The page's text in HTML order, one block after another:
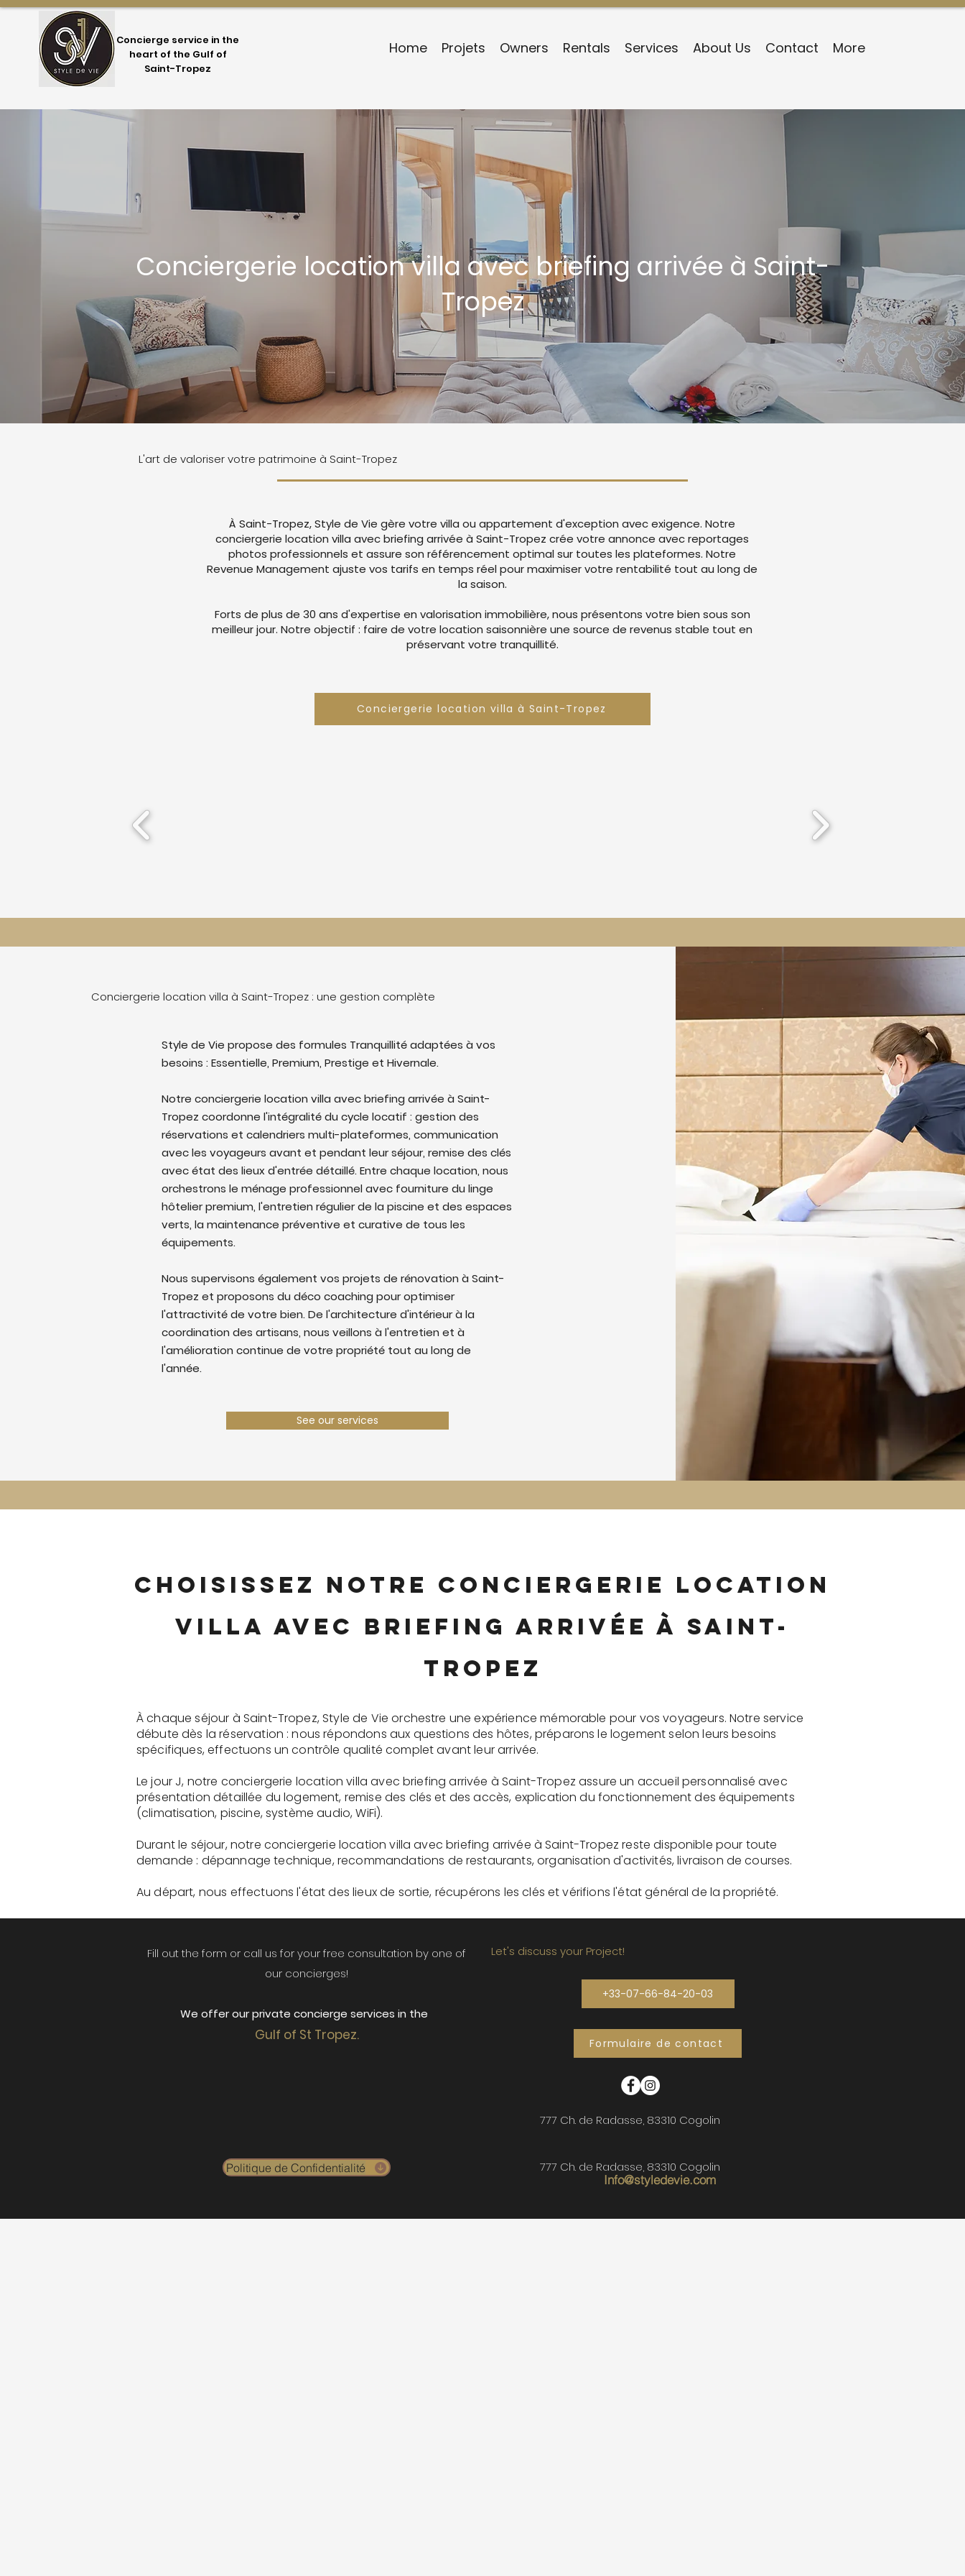
Concierge service in the
heart of the Gulf of
Saint-Tropez
Home Projets Owners Rentals Services About Us Contact More
Conciergerie location villa avec briefing arrivée à Saint-
Tropez
L'art de valoriser votre patrimoine à Saint-Tropez
À Saint-Tropez, Style de Vie gère votre villa ou appartement d'exception avec exigence. Notre
conciergerie location villa avec briefing arrivée à Saint-Tropez crée votre annonce avec reportages
photos professionnels et assure son référencement optimal sur toutes les plateformes. Notre
Revenue Management ajuste vos tarifs en temps réel pour maximiser votre rentabilité tout au long de
la saison.
Forts de plus de 30 ans d'expertise en valorisation immobilière, nous présentons votre bien sous son
meilleur jour. Notre objectif : faire de votre location saisonnière une source de revenus stable tout en
préservant votre tranquillité.
Conciergerie location villa à Saint-Tropez
Conciergerie location villa à Saint-Tropez : une gestion complète
Style de Vie propose des formules Tranquillité adaptées à vos
besoins : Essentielle, Premium, Prestige et Hivernale.
Notre conciergerie location villa avec briefing arrivée à Saint-
Tropez coordonne l'intégralité du cycle locatif : gestion des
réservations et calendriers multi-plateformes, communication
avec les voyageurs avant et pendant leur séjour, remise des clés
avec état des lieux d'entrée détaillé. Entre chaque location, nous
orchestrons le ménage professionnel avec fourniture du linge
hôtelier premium, l'entretien régulier de la piscine et des espaces
verts, la maintenance préventive et curative de tous les
équipements.
Nous supervisons également vos projets de rénovation à Saint-
Tropez et proposons du déco coaching pour optimiser
l'attractivité de votre bien. De l'architecture d'intérieur à la
coordination des artisans, nous veillons à l'entretien et à
l'amélioration continue de votre propriété tout au long de
l'année.
See our services
Choisissez notre conciergerie location
villa avec briefing arrivée à Saint-
Tropez
À chaque séjour à Saint-Tropez, Style de Vie orchestre une expérience mémorable pour vos voyageurs. Notre service
débute dès la réservation : nous répondons aux questions des hôtes, préparons le logement selon leurs besoins
spécifiques, effectuons un contrôle qualité complet avant leur arrivée.
Le jour J, notre conciergerie location villa avec briefing arrivée à Saint-Tropez assure un accueil personnalisé avec
présentation détaillée du logement, remise des clés et des accès, explication du fonctionnement des équipements
(climatisation, piscine, système audio, WiFi).
Durant le séjour, notre conciergerie location villa avec briefing arrivée à Saint-Tropez reste disponible pour toute
demande : dépannage technique, recommandations de restaurants, organisation d'activités, livraison de courses.
Au départ, nous effectuons l'état des lieux de sortie, récupérons les clés et vérifions l'état général de la propriété.
Fill out the form or call us for your free consultation by one of
our concierges!
We offer our private concierge services in the
Gulf of St Tropez.
Politique de Confidentialité
Let's discuss your Project!
+33-07-66-84-20-03
Formulaire de contact
777 Ch. de Radasse, 83310 Cogolin
Info@styledevie.com
777 Ch. de Radasse, 83310 Cogolin